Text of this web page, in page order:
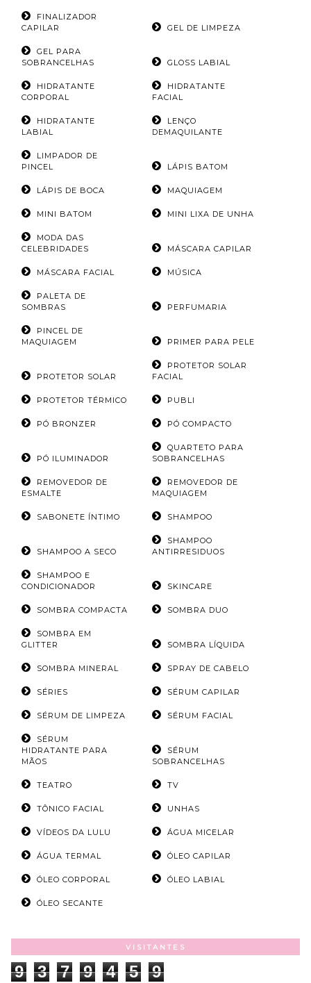
FINALIZADOR
CAPILAR
GEL DE LIMPEZA
GEL PARA
SOBRANCELHAS
GLOSS LABIAL
HIDRATANTE
CORPORAL
HIDRATANTE
FACIAL
HIDRATANTE
LABIAL
LENÇO
DEMAQUILANTE
LIMPADOR DE
PINCEL
LÁPIS BATOM
LÁPIS DE BOCA MAQUIAGEM
MINI BATOM MINI LIXA DE UNHA
MODA DAS
CELEBRIDADES
MÁSCARA CAPILAR
MÁSCARA FACIAL MÚSICA
PALETA DE
SOMBRAS
PERFUMARIA
PINCEL DE
MAQUIAGEM
PRIMER PARA PELE
PROTETOR SOLAR
PROTETOR SOLAR
FACIAL
PROTETOR TÉRMICO PUBLI
PÓ BRONZER PÓ COMPACTO
PÓ ILUMINADOR
QUARTETO PARA
SOBRANCELHAS
REMOVEDOR DE
ESMALTE
REMOVEDOR DE
MAQUIAGEM
SABONETE ÍNTIMO SHAMPOO
SHAMPOO A SECO
SHAMPOO
ANTIRRESIDUOS
SHAMPOO E
CONDICIONADOR
SKINCARE
SOMBRA COMPACTA SOMBRA DUO
SOMBRA EM
GLITTER
SOMBRA LÍQUIDA
SOMBRA MINERAL SPRAY DE CABELO
SÉRIES SÉRUM CAPILAR
SÉRUM DE LIMPEZA SÉRUM FACIAL
SÉRUM
HIDRATANTE PARA
MÃOS
SÉRUM
SOBRANCELHAS
TEATRO TV
TÔNICO FACIAL UNHAS
VÍDEOS DA LULU ÁGUA MICELAR
ÁGUA TERMAL ÓLEO CAPILAR
ÓLEO CORPORAL ÓLEO LABIAL
ÓLEO SECANTE
VISITANTES
9 3 7 9 4 5 9